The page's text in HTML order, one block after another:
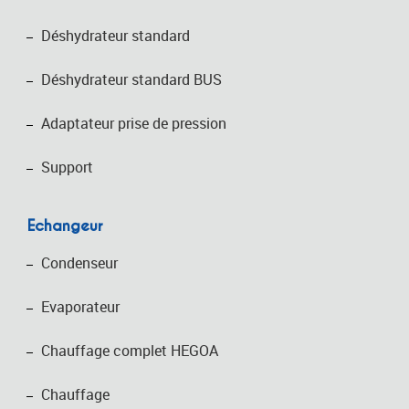
Déshydrateur standard
Déshydrateur standard BUS
Adaptateur prise de pression
Support
Echangeur
Condenseur
Evaporateur
Chauffage complet HEGOA
Chauffage